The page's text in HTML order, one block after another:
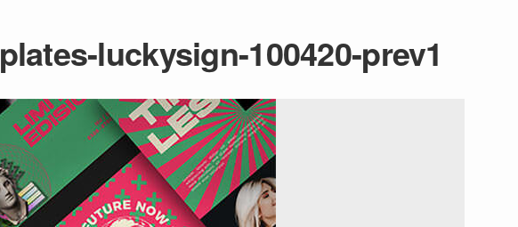
luckysign-100420-prev1